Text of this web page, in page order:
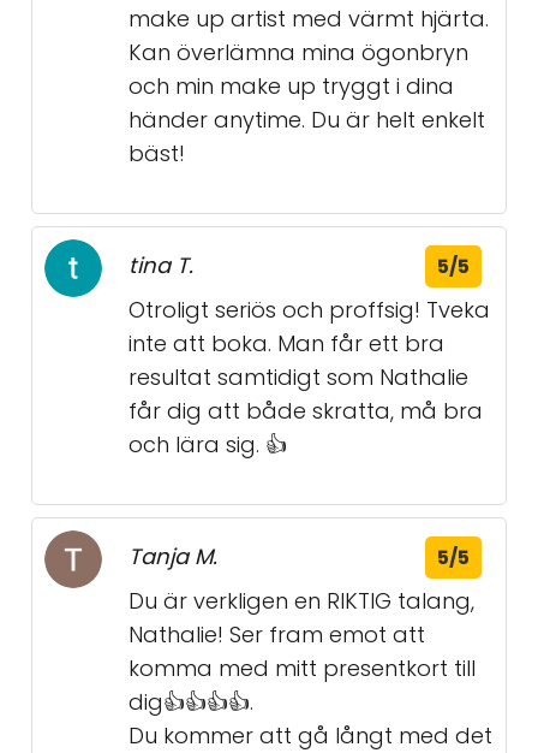
make up artist med värmt hjärta.
Kan överlämna mina ögonbryn
och min make up tryggt i dina
händer anytime. Du är helt enkelt
bäst!
tina T. 5/5
Otroligt seriös och proffsig! Tveka
inte att boka. Man får ett bra
resultat samtidigt som Nathalie
får dig att både skratta, må bra
och lära sig. 👍
Tanja M. 5/5
Du är verkligen en RIKTIG talang,
Nathalie! Ser fram emot att
komma med mitt presentkort till
dig👍👍👍👍.
Du kommer att gå långt med det